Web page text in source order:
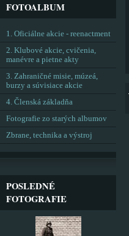
FOTOALBUM
1. Oficiálne akcie - reenactment
2. Klubové akcie, cvičenia,
manévre a pietne akty
3. Zahraničné misie, múzeá,
burzy a súvisiace akcie
4. Členská základňa
Fotografie zo starých albumov
Zbrane, technika a výstroj
POSLEDNÉ
FOTOGRAFIE